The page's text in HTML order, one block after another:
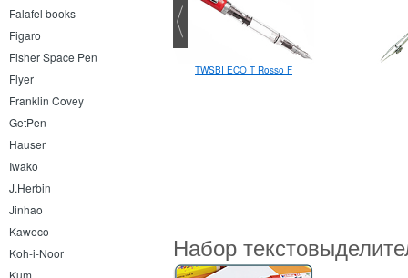
Falafel books
Figaro
Fisher Space Pen
Flyer
Franklin Covey
GetPen
Hauser
Iwako
J.Herbin
Jinhao
Kaweco
Koh-i-Noor
Kum
TWSBI ECO T Rosso F
Набор